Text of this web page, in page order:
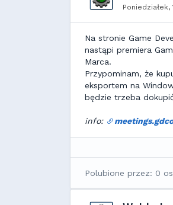
Poniedziałek,
Na stronie Game
nastąpi premiera
Marca.
Przypominam, że
eksportem na
będzie trzeba
info:
Polubione przez: 0